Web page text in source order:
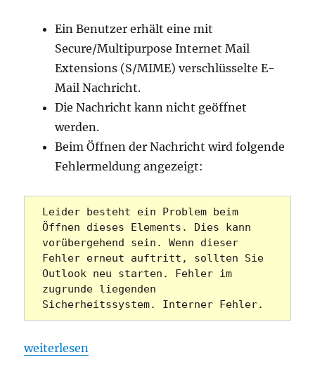
Ein Benutzer erhält eine mit
Secure/Multipurpose Internet Mail
Extensions (S/MIME) verschlüsselte E-
Mail Nachricht.
Die Nachricht kann nicht geöffnet
werden.
Beim Öffnen der Nachricht wird folgende
Fehlermeldung angezeigt:
Leider besteht ein Problem beim
Öffnen dieses Elements. Dies kann
vorübergehend sein. Wenn dieser
Fehler erneut auftritt, sollten Sie
Outlook neu starten. Fehler im
zugrunde liegenden
Sicherheitssystem. Interner Fehler.
„Microsoft Outlook: Mit S/MIME verschlüsselte
weiterlesen